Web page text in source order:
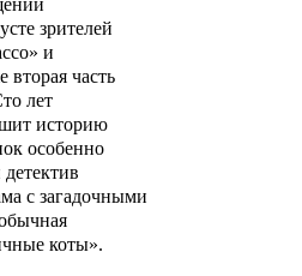
зрителей
и
часть
лет
историю
особенно
с загадочными
коты».